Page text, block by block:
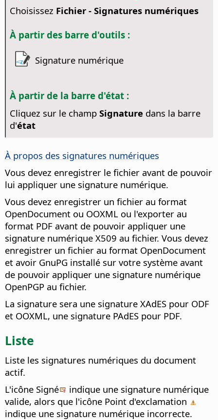
Choisissez Fichier - Signatures numériques
À partir des barre d'outils :
Signature numérique
À partir de la barre d'état :
Cliquez sur le champ Signature dans la barre
d'état
À propos des signatures numériques
Vous devez enregistrer le fichier avant de pouvoir
lui appliquer une signature numérique.
Vous devez enregistrer un fichier au format
OpenDocument ou OOXML ou l'exporter au
format PDF avant de pouvoir appliquer une
signature numérique X509 au fichier. Vous devez
enregistrer un fichier au format OpenDocument
et avoir GnuPG installé sur votre système avant
de pouvoir appliquer une signature numérique
OpenPGP au fichier.
La signature sera une signature XAdES pour ODF
et OOXML, une signature PAdES pour PDF.
Liste
Liste les signatures numériques du document
actif.
L'icône Signé
indique une signature numérique
valide, alors que l'icône Point d'exclamation
indique une signature numérique incorrecte.